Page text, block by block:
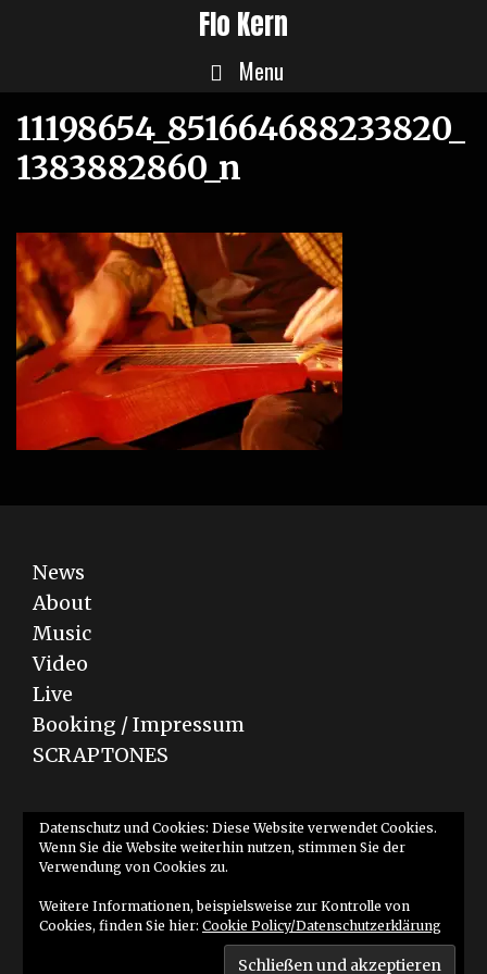
Flo Kern
Menu
11198654_851664688233820_
1383882860_n
News
About
Music
Video
Live
Booking / Impressum
SCRAPTONES
Bandcamp
YouTubeSoundCloud
Datenschutz und Cookies: Diese Website verwendet Cookies.
Wenn Sie die Website weiterhin nutzen, stimmen Sie der
Verwendung von Cookies zu.
Weitere Informationen, beispielsweise zur Kontrolle von
Cookies, finden Sie hier: Cookie Policy/Datenschutzerklärung